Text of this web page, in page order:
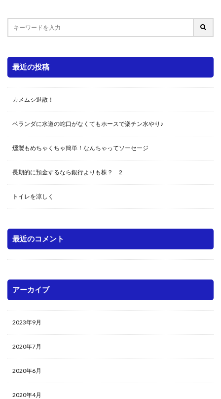
最近の投稿
カメムシ退散！
ベランダに水道の蛇口がなくてもホースで楽チン水やり♪
燻製もめちゃくちゃ簡単！なんちゃってソーセージ
長期的に預金するなら銀行よりも株？ 2
トイレを涼しく
最近のコメント
アーカイブ
2023年9月
2020年7月
2020年6月
2020年4月